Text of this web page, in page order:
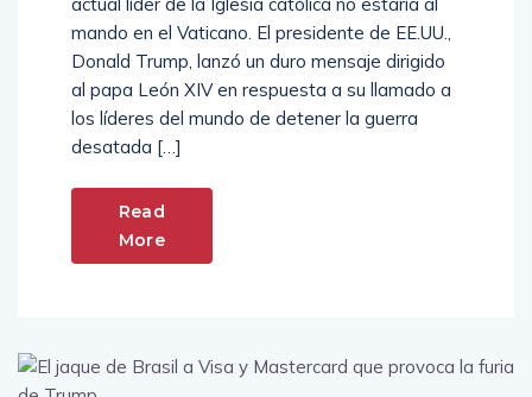
mando en el Vaticano. El presidente de EE.UU.,
Donald Trump, lanzó un duro mensaje dirigido
al papa León XIV en respuesta a su llamado a
los líderes del mundo de detener la guerra
desatada […]
Read
More